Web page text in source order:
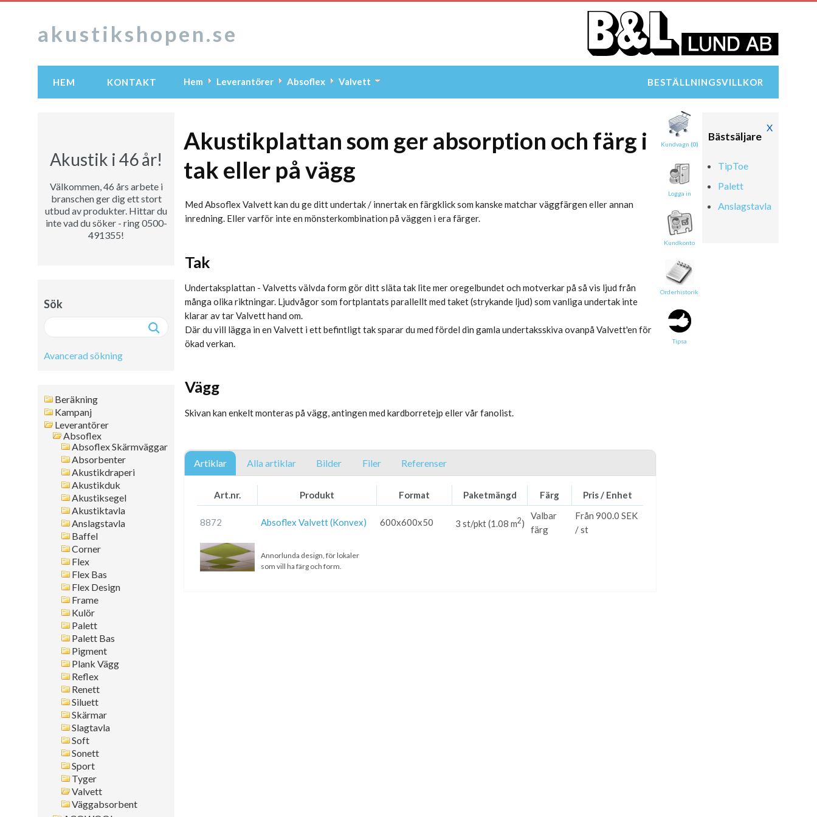
akustikshopen.se
HEM KONTAKT BESTÄLLNINGSVILLKOR
Akustik i 46 år!
Välkommen, 46 års arbete i
branschen ger dig ett stort
utbud av produkter. Hittar du
inte vad du söker - ring 0500-
491355!
Sök
Avancerad sökning
Fritext
Artikelnr
Namn
Leverantör
Format
Tjocklek
Artikelgrupp
Kanttyp
Placering
Montagesätt
Sök i allt
Beräkning
Kampanj
Leverantörer
Absoflex
Absoflex Skärmväggar
Absorbenter
Akustikdraperi
Akustikduk
Akustiksegel
Akustiktavla
Anslagstavla
Baffel
Corner
Flex
Flex Bas
Flex Design
Frame
Kulör
Palett
Palett Bas
Pigment
Plank Vägg
Reflex
Renett
Siluett
Skärmar
Slagtavla
Soft
Sonett
Sport
Tyger
Valvett
Väggabsorbent
Hem Leverantörer Absoflex Valvett
Akustikplattan som ger absorption och färg i
tak eller på vägg
Med Absoflex Valvett kan du ge ditt undertak / innertak en färgklick som kanske matchar väggfärgen eller annan
inredning. Eller varför inte en mönsterkombination på väggen i era färger.
Tak
Undertaksplattan - Valvetts välvda form gör ditt släta tak lite mer oregelbundet och motverkar på så vis ljud från
många olika riktningar. Ljudvågor som fortplantats parallellt med taket (strykande ljud) som vanliga undertak inte
klarar av tar Valvett hand om.
Där du vill lägga in en Valvett i ett befintligt tak sparar du med fördel din gamla undertaksskiva ovanpå Valvett'en för
ökad verkan.
Vägg
Skivan kan enkelt monteras på vägg, antingen med kardborretejp eller vår fanolist.
Artiklar Alla artiklar Bilder Filer Referenser
Art.nr. Produkt Format Paketmängd Färg Pris / Enhet
8872 Absoflex Valvett (Konvex) 600x600x50 3 st/pkt (1.08 m2)
Valbar
färg
Från 900.0 SEK
/ st
Annorlunda design, för lokaler
som vill ha färg och form.
Kundvagn (0)
Logga in
Kundkonto
Orderhistorik
Tipsa
Bästsäljare
X
TipToe
Palett
Anslagstavla
e-post*